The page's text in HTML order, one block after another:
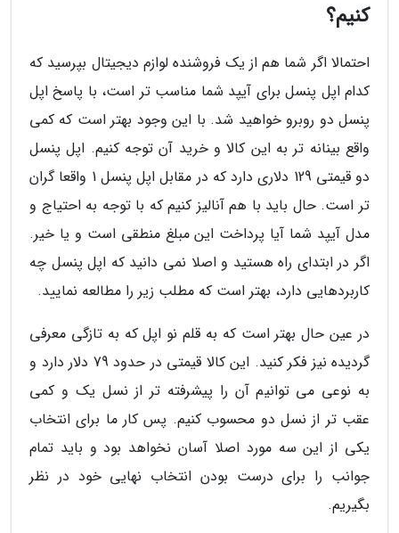
کنیم؟
احتمالا اگر شما هم از یک فروشنده لوازم دیجیتال بپرسید که
کدام اپل پنسل برای آیپد شما مناسب تر است، با پاسخ اپل
پنسل دو روبرو خواهید شد. با این وجود بهتر است که کمی
واقع بینانه تر به این کالا و خرید آن توجه کنیم. اپل پنسل
دو قیمتی 129 دلاری دارد که در مقابل اپل پنسل 1 واقعا گران
تر است. حال باید با هم آنالیز کنیم که با توجه به احتیاج و
مدل آیپد شما آیا پرداخت این مبلغ منطقی است و یا خیر.
اگر در ابتدای راه هستید و اصلا نمی دانید که اپل پنسل چه
کاربردهایی دارد، بهتر است که مطلب زیر را مطالعه نمایید.
در عین حال بهتر است که به قلم نو اپل که به تازگی معرفی
گردیده نیز فکر کنید. این کالا قیمتی در حدود 79 دلار دارد و
به نوعی می توانیم آن را پیشرفته تر از نسل یک و کمی
عقب تر از نسل دو محسوب کنیم. پس کار ما برای انتخاب
یکی از این سه مورد اصلا آسان نخواهد بود و باید تمام
جوانب را برای درست بودن انتخاب نهایی خود در نظر
بگیریم.